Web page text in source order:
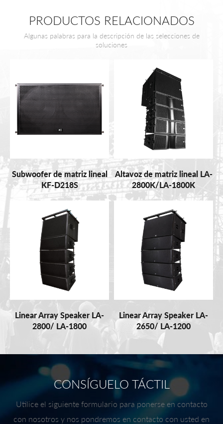
PRODUCTOS RELACIONADOS
Algunas palabras para la descripción de las selecciones de
soluciones
Subwoofer de matriz lineal
KF-D218S
Altavoz de matriz lineal LA-
2800K/LA-1800K
Linear Array Speaker LA-
2800/ LA-1800
Linear Array Speaker LA-
2650/ LA-1200
CONSÍGUELO TÁCTIL
Utilice el siguiente formulario para ponerse en contacto
con nosotros y nos pondremos en contacto con usted en